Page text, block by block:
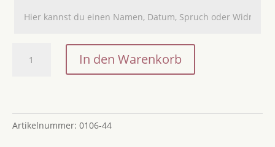
Geldgeschenk
Motiv
Schneekugel
In den Warenkorb
Artikelnummer: 0106-44